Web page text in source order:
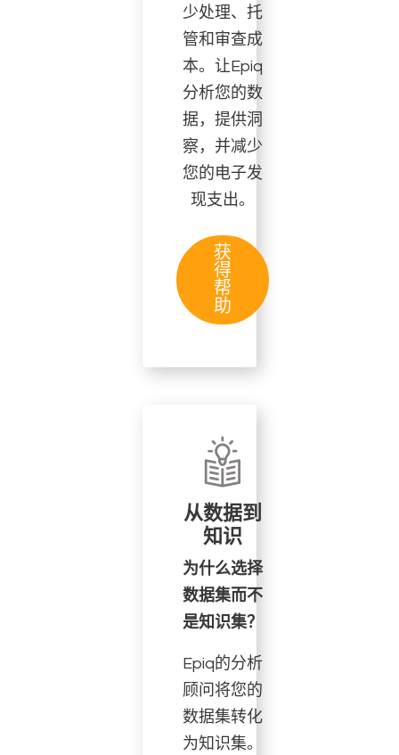
少处理、托
管和审查成
本。让Epiq
分析您的数
据，提供洞
察，并减少
您的电子发
现支出。
获
得
帮
助
从数据到
知识
为什么选择
数据集而不
是知识集？
Epiq的分析
顾问将您的
数据集转化
为知识集。